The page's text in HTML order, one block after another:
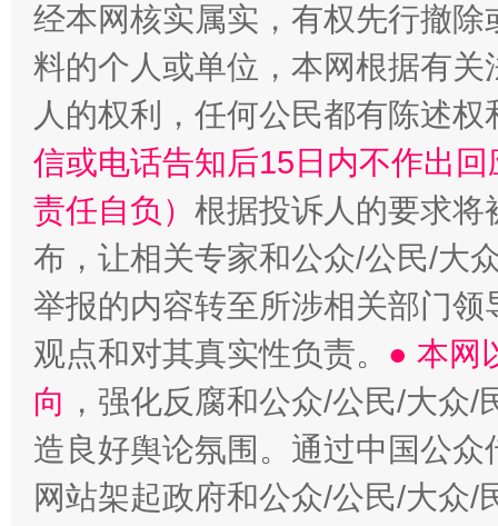
经本网核实属实，有权先行撤
料的个人或单位，本网根据有
人的权利，任何公民都有陈述
信或电话告知后15日内不作出
责任自负） 根据投诉人的要求将
布，让相关专家和公众/公民/大
举报的内容转至所涉相关部门
观点和对其真实性负责。 ● 本网
向 ，强化反腐和公众/公民/大众
造良好舆论氛围。通过中国公
网站架起政府和公众/公民/大众